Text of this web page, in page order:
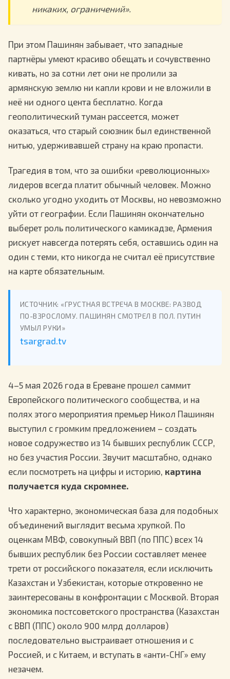
никаких, ограничений».
При этом Пашинян забывает, что западные
партнёры умеют красиво обещать и сочувственно
кивать, но за сотни лет они не пролили за
армянскую землю ни капли крови и не вложили в
неё ни одного цента бесплатно. Когда
геополитический туман рассеется, может
оказаться, что старый союзник был единственной
нитью, удерживавшей страну на краю пропасти.
Трагедия в том, что за ошибки «революционных»
лидеров всегда платит обычный человек. Можно
сколько угодно уходить от Москвы, но невозможно
уйти от географии. Если Пашинян окончательно
выберет роль политического камикадзе, Армения
рискует навсегда потерять себя, оставшись один на
один с теми, кто никогда не считал её присутствие
на карте обязательным.
ИСТОЧНИК: «ГРУСТНАЯ ВСТРЕЧА В МОСКВЕ: РАЗВОД
ПО-ВЗРОСЛОМУ. ПАШИНЯН СМОТРЕЛ В ПОЛ. ПУТИН
УМЫЛ РУКИ»
tsargrad.tv
4–5 мая 2026 года в Ереване прошел саммит
Европейского политического сообщества, и на
полях этого мероприятия премьер Никол Пашинян
выступил с громким предложением – создать
новое содружество из 14 бывших республик СССР,
но без участия России. Звучит масштабно, однако
если посмотреть на цифры и историю, картина
получается куда скромнее.
Что характерно, экономическая база для подобных
объединений выглядит весьма хрупкой. По
оценкам МВФ, совокупный ВВП (по ППС) всех 14
бывших республик без России составляет менее
трети от российского показателя, если исключить
Казахстан и Узбекистан, которые откровенно не
заинтересованы в конфронтации с Москвой. Вторая
экономика постсоветского пространства (Казахстан
с ВВП (ППС) около 900 млрд долларов)
последовательно выстраивает отношения и с
Россией, и с Китаем, и вступать в «анти-СНГ» ему
незачем.